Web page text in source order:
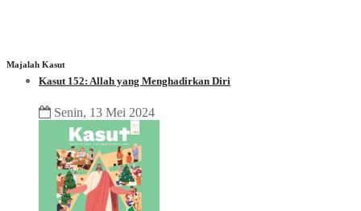
Majalah Kasut
Kasut 152: Allah yang Menghadirkan Diri
Senin, 13 Mei 2024